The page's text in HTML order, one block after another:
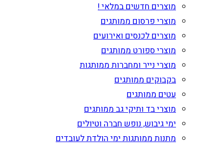
מוצרים חדשים במלאי !
מוצרי פרסום ממותגים
מוצרים לכנסים ואירועים
מוצרי ספורט ממותגים
מוצרי נייר ומחברות ממותגות
בקבוקים ממותגים
עטים ממותגים
מוצרי בד ותיקי גב ממותגים
ימי גיבוש, נופש חברה וטיולים
מתנות ממותגות ימי הולדת לעובדים